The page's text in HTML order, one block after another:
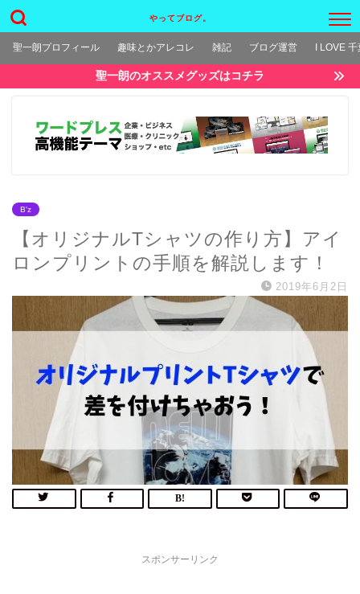
やってブログ。
聖一朗プロフィール 趣味とかアレコレ 雑記 ブログ運営 I LOVE
聖一朗のオススメグッズはコチラ
B'z
【オリジナルTシャツの作り方】アイ
ロンプリントの手順を解説します！
2019年6月2日
スポンサーリンク